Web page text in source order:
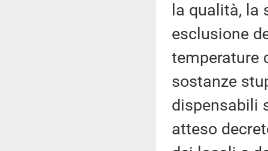
la qualità, la
esclusione
temperature
sostanze
dispensabili
atteso